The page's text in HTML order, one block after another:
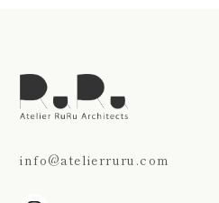
info@atelierruru.com